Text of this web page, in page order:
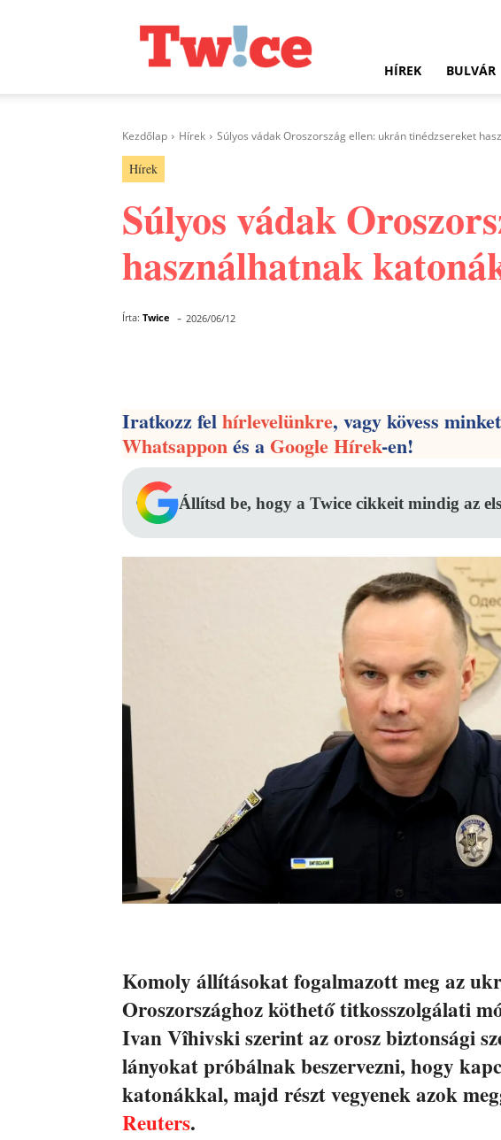
HÍREK BULVÁR
Kezdőlap Hírek Súlyos vádak Oroszország ellen: ukrán tinédzsereket
Hírek
Súlyos vádak
használhatnak
Írta: Twice - 2026/06/12
Iratkozz felhírlevelünkre, vagy kövess
Whatsapponés aGoogle Hírek-en!
Állítsd be, hogy a Twice cikkeit mindig az
Komoly állításokat fogalmazott meg az
Oroszországhoz köthető titkosszolgálati
Ivan Vîhivski szerint az orosz biztonsági
lányokat próbálnak beszervezni, hogy
katonákkal, majd részt vegyenek azok
Reuters.